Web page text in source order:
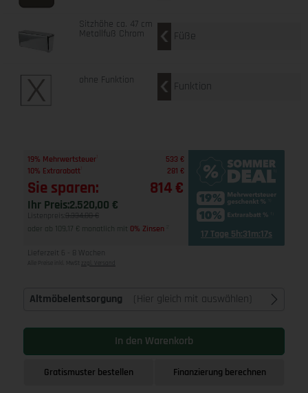
Sitzhöhe ca. 47 cm
Metallfuß Chrom Füße
ohne Funktion Funktion
19% Mehrwertsteuer
533 €
10% Extrarabatt
281 €
Sie sparen: 814 €
Ihr Preis:2.520,00 €
Listenpreis: 3.334,00 €
oder ab 109,17 € monatlich mit 0% Zinsen 17 Tage 5h:31m:17s
Lieferzeit 6 - 8 Wochen
Alle Preise inkl. MwSt zzgl. Versand
Altmöbelentsorgung (Hier gleich mit auswählen)
In den Warenkorb
Gratismuster bestellen Finanzierung berechnen